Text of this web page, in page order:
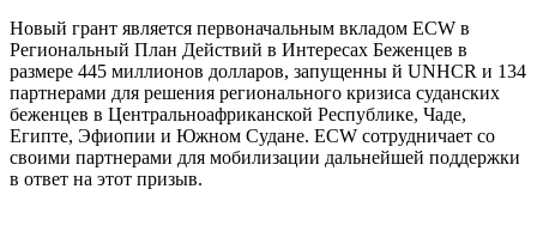
Новый грант является первоначальным вкладом ECW в
Региональный План Действий в Интересах Беженцев в
размере 445 миллионов долларов, запущенны й UNHCR и 134
партнерами для решения регионального кризиса суданских
беженцев в Центральноафриканской Республике, Чаде,
Египте, Эфиопии и Южном Судане. ECW сотрудничает со
своими партнерами для мобилизации дальнейшей поддержки
в ответ на этот призыв.